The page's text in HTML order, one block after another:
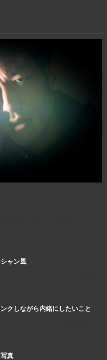
ャン風
クしながら内緒にしたいこと
真